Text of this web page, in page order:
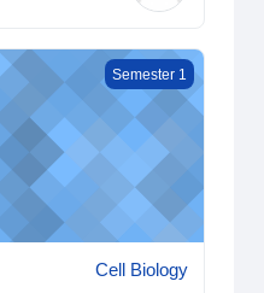
Cell Biology
Semester 1
Cell Biology